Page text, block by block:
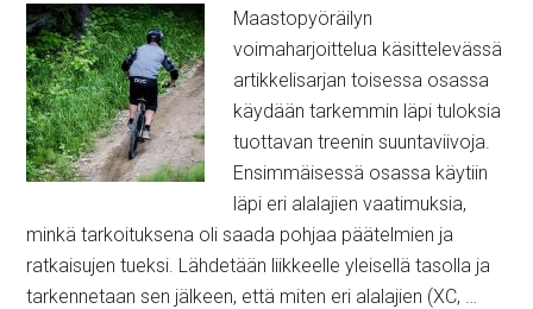
Maastopyöräilyn
voimaharjoittelua käsittelevässä
artikkelisarjan toisessa osassa
käydään tarkemmin läpi tuloksia
tuottavan treenin suuntaviivoja.
Ensimmäisessä osassa käytiin
läpi eri alalajien vaatimuksia,
minkä tarkoituksena oli saada pohjaa päätelmien ja
ratkaisujen tueksi. Lähdetään liikkeelle yleisellä tasolla ja
tarkennetaan sen jälkeen, että miten eri alalajien (XC, …